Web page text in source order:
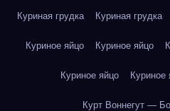
Куриная грудка Куриная грудка
Куриное яйцо Куриное яйцо
Куриное яйцо Куриное
Курт Воннегут —